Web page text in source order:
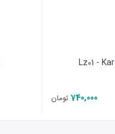
740,000 تومان